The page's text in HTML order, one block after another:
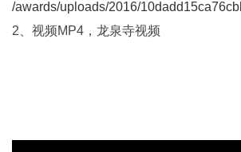
/awards/uploads/2016/
2、视频MP4，龙泉寺视频